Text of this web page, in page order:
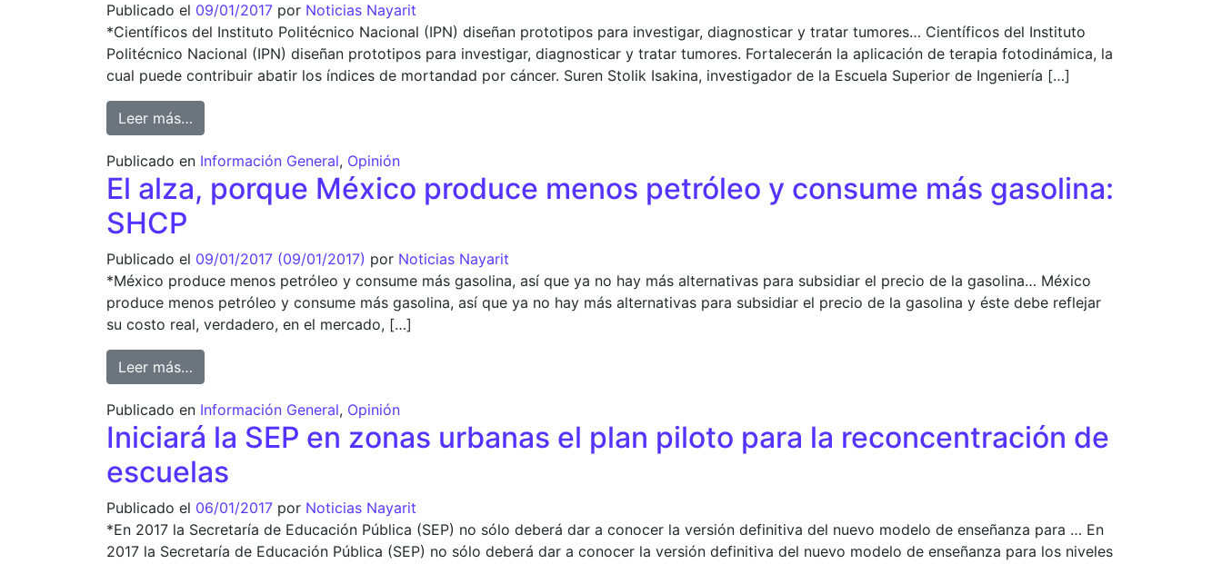
Publicado el 09/01/2017 por Noticias Nayarit
*Científicos del Instituto Politécnico Nacional (IPN) diseñan prototipos para investigar, diagnosticar y tratar tumores… Científicos del Instituto
Politécnico Nacional (IPN) diseñan prototipos para investigar, diagnosticar y tratar tumores. Fortalecerán la aplicación de terapia fotodinámica, la
cual puede contribuir abatir los índices de mortandad por cáncer. Suren Stolik Isakina, investigador de la Escuela Superior de Ingeniería […]
Leer más…
Publicado en Información General, Opinión
El alza, porque México produce menos petróleo y consume más gasolina:
SHCP
Publicado el 09/01/2017 (09/01/2017) por Noticias Nayarit
*México produce menos petróleo y consume más gasolina, así que ya no hay más alternativas para subsidiar el precio de la gasolina… México
produce menos petróleo y consume más gasolina, así que ya no hay más alternativas para subsidiar el precio de la gasolina y éste debe reflejar
su costo real, verdadero, en el mercado, […]
Leer más…
Publicado en Información General, Opinión
Iniciará la SEP en zonas urbanas el plan piloto para la reconcentración de
escuelas
Publicado el 06/01/2017 por Noticias Nayarit
*En 2017 la Secretaría de Educación Pública (SEP) no sólo deberá dar a conocer la versión definitiva del nuevo modelo de enseñanza para … En
2017 la Secretaría de Educación Pública (SEP) no sólo deberá dar a conocer la versión definitiva del nuevo modelo de enseñanza para los niveles